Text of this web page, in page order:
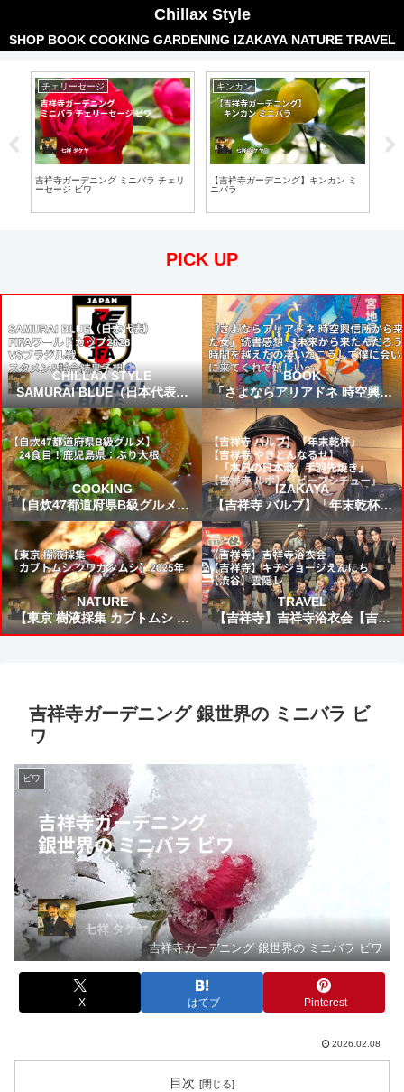
Chillax Style
SHOP BOOK COOKING GARDENING IZAKAYA NATURE TRAVEL
チェリーセージ
吉祥寺ガーデニング ミニバラ チェリ
ーセージ ビワ
キンカン
【吉祥寺ガーデニング】キンカン ミ
ニバラ
PICK UP
CHILLAX STYLE
SAMURAI BLUE（日本代表）
FIFAワールドカップ2026 VSブ
ラジル戦 スタメン&試合結果予
想⚽
BOOK
「さよならアリアドネ 時空興信
所から来た女」読書感想 ～未来
から来たんだろう時間を越えた
の凄いねこうして僕に会いに来
てくれて嬉しい～
COOKING
【自炊47都道府県B級グルメ】
24食目！鹿児島県：ぶり大根
IZAKAYA
【吉祥寺 バルブ】「年末乾杯」
【吉祥寺 やきとんなるせ】「本
日の日本酒、手羽先焼き」【吉
祥寺 ルポ】「ビーフシチュー」
NATURE
【東京 樹液採集 カブトムシ ク
ワガタムシ】2025年
TRAVEL
【吉祥寺】吉祥寺浴衣会【吉祥
寺】キチジョージえんにち【渋
吉祥寺ガーデニング 銀世界の ミニバラ ビ
ワ
ビワ
吉祥寺ガーデニング 銀世界の ミニバラ ビワ
X はてブ Pinterest
2026.02.08
目次